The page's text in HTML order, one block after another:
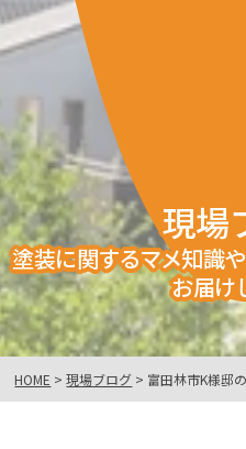
現場
塗装に関するマメ知識
お届け
HOME >現場ブログ > 富田林市K様邸